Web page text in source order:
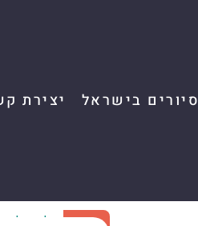
סיורים בישראל יצירת
אוג